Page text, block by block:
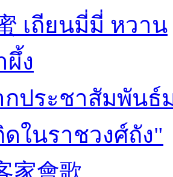
เถียนมี่มี่ หวาน
ง
กประชาสัมพันธ์
ดในราชวงศ์ถัง"
家會歌